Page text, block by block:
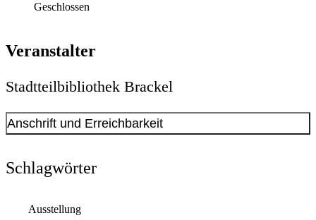
Geschlossen
Veranstalter
Stadtteilbibliothek Brackel
Anschrift und Erreichbarkeit
Anschrift
Schlagwörter
Ausstellung